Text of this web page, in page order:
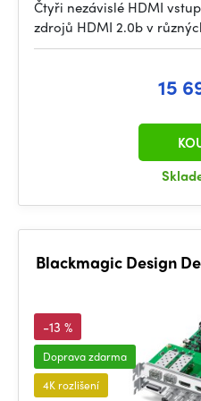
Čtyři nezávislé HDMI
zdrojů HDMI 2.0b v
15
Blackmagic Design
-13 %
Doprava zdarma
4K rozlišení